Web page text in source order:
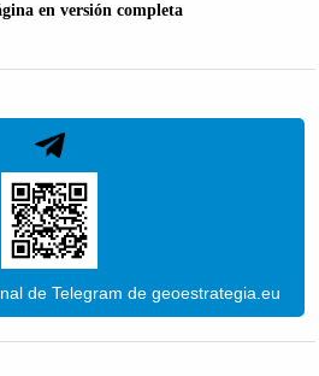
en versión completa
de Telegram de geoestrategia.eu